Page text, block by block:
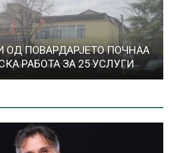
ОД ПОВАРДАРЈЕТО ПОЧНАА
РАБОТА ЗА 25 УСЛУГИ